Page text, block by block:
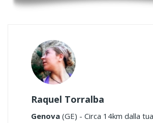
Raquel Torralba
Genova (GE) - Circa 14km dalla